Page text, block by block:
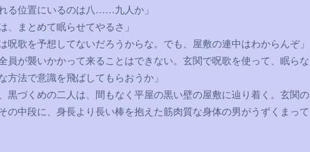
る位置にいるのは八 ……九人か」
、まとめて眠らせてやるさ」
呪歌を予想してないだろうからな。でも、屋敷の連中はわからんぞ」
員が襲いかかって来ることはできない。玄関で呪歌を使って、眠らな
方法で意識を飛ばしてもらおうか」
黒づくめの二人は、間もなく平屋の黒い壁の屋敷に辿り着く。玄関の
の中段に、身長より長い棒を抱えた筋肉質な身体の男がうずくまって